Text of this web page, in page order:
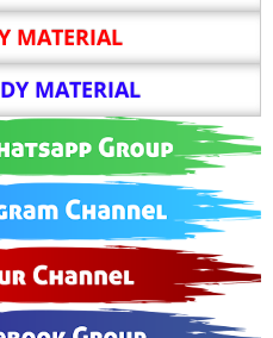
MATERIAL
MATERIAL